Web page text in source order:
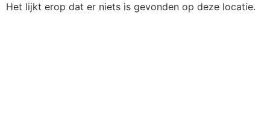
Het lijkt erop dat er niets is gevonden op deze locatie.